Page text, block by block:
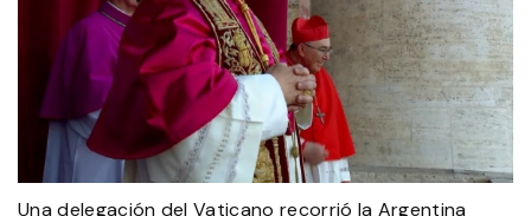
Una delegación del Vaticano recorrió la Argentina